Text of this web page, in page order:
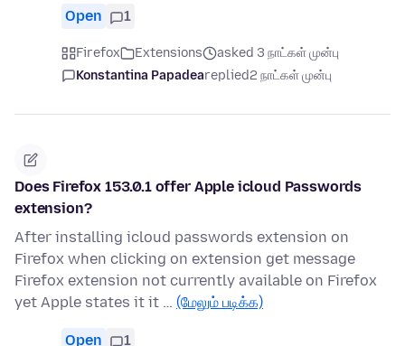
Open 1
Firefox Extensions
asked 3 நாட்கள் முன்பு
Konstantina Papadeareplied2 நாட்கள் முன்பு
Does Firefox 153.0.1 offer Apple icloud Passwords
extension?
After installing icloud passwords extension on
Firefox when clicking on extension get message
Firefox extension not currently available on Firefox
yet Apple states it it … (மேலும் படிக்க)
Open 1